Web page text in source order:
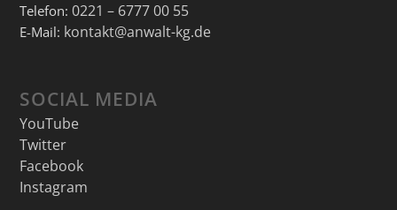
Telefon: 0221 – 6777 00 55
E-Mail: kontakt@anwalt-kg.de
SOCIAL MEDIA
YouTube
Twitter
Facebook
Instagram